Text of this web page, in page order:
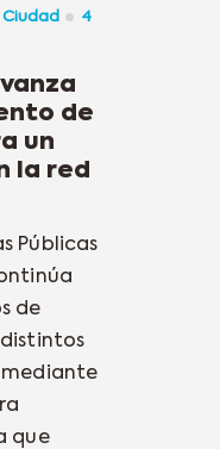
Ciudad
4
de
un
la red
Públicas
de
mediante
que